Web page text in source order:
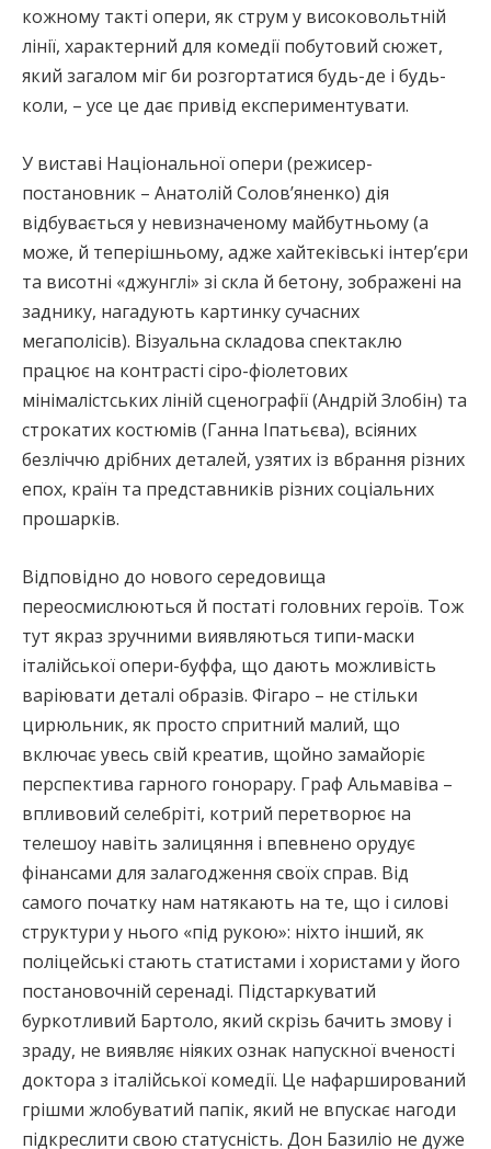
кожному такті опери, як струм у високовольтній
лінії, характерний для комедії побутовий сюжет,
який загалом міг би розгортатися будь-де і будь-
коли, – усе це дає привід експериментувати.
У виставі Національної опери (режисер-
постановник – Анатолій Солов’яненко) дія
відбувається у невизначеному майбутньому (а
може, й теперішньому, адже хайтеківські інтер’єри
та висотні «джунглі» зі скла й бетону, зображені на
заднику, нагадують картинку сучасних
мегаполісів). Візуальна складова спектаклю
працює на контрасті сіро-фіолетових
мінімалістських ліній сценографії (Андрій Злобін) та
строкатих костюмів (Ганна Іпатьєва), всіяних
безліччю дрібних деталей, узятих із вбрання різних
епох, країн та представників різних соціальних
прошарків.
Відповідно до нового середовища
переосмислюються й постаті головних героїв. Тож
тут якраз зручними виявляються типи-маски
італійської опери-буффа, що дають можливість
варіювати деталі образів. Фігаро – не стільки
цирюльник, як просто спритний малий, що
включає увесь свій креатив, щойно замайоріє
перспектива гарного гонорару. Граф Альмавіва –
впливовий селебріті, котрий перетворює на
телешоу навіть залицяння і впевнено орудує
фінансами для залагодження своїх справ. Від
самого початку нам натякають на те, що і силові
структури у нього «під рукою»: ніхто інший, як
поліцейські стають статистами і хористами у його
постановочній серенаді. Підстаркуватий
буркотливий Бартоло, який скрізь бачить змову і
зраду, не виявляє ніяких ознак напускної вченості
доктора з італійської комедії. Це нафарширований
грішми жлобуватий папік, який не впускає нагоди
підкреслити свою статусність. Дон Базиліо не дуже